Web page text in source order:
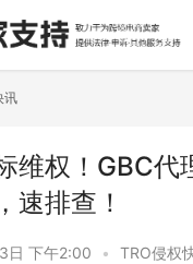
讯
维权！GBC
速排查！
日 下午2:00 • TRO侵权